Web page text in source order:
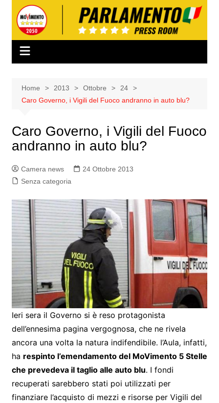
contenuto
Home 2013 Ottobre
24
Caro Governo, i Vigili del Fuoco andranno in auto blu?
Caro Governo, i Vigili del Fuoco
andranno in auto blu?
Camera news
24 Ottobre 2013
Senza categoria
Ieri sera il Governo si è reso protagonista
dell’ennesima pagina vergognosa, che ne rivela
ancora una volta la natura indifendibile. l’Aula, infatti,
ha respinto l’emendamento del MoVimento 5 Stelle
che prevedeva il taglio alle auto blu. I fondi
recuperati sarebbero stati poi utilizzati per
finanziare l’acquisto di mezzi e risorse per Vigili del